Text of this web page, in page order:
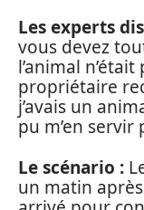
Les experts
vous devez
l’animal
propriétaire
j’avais un
pu m’en
Le scénario :
un matin